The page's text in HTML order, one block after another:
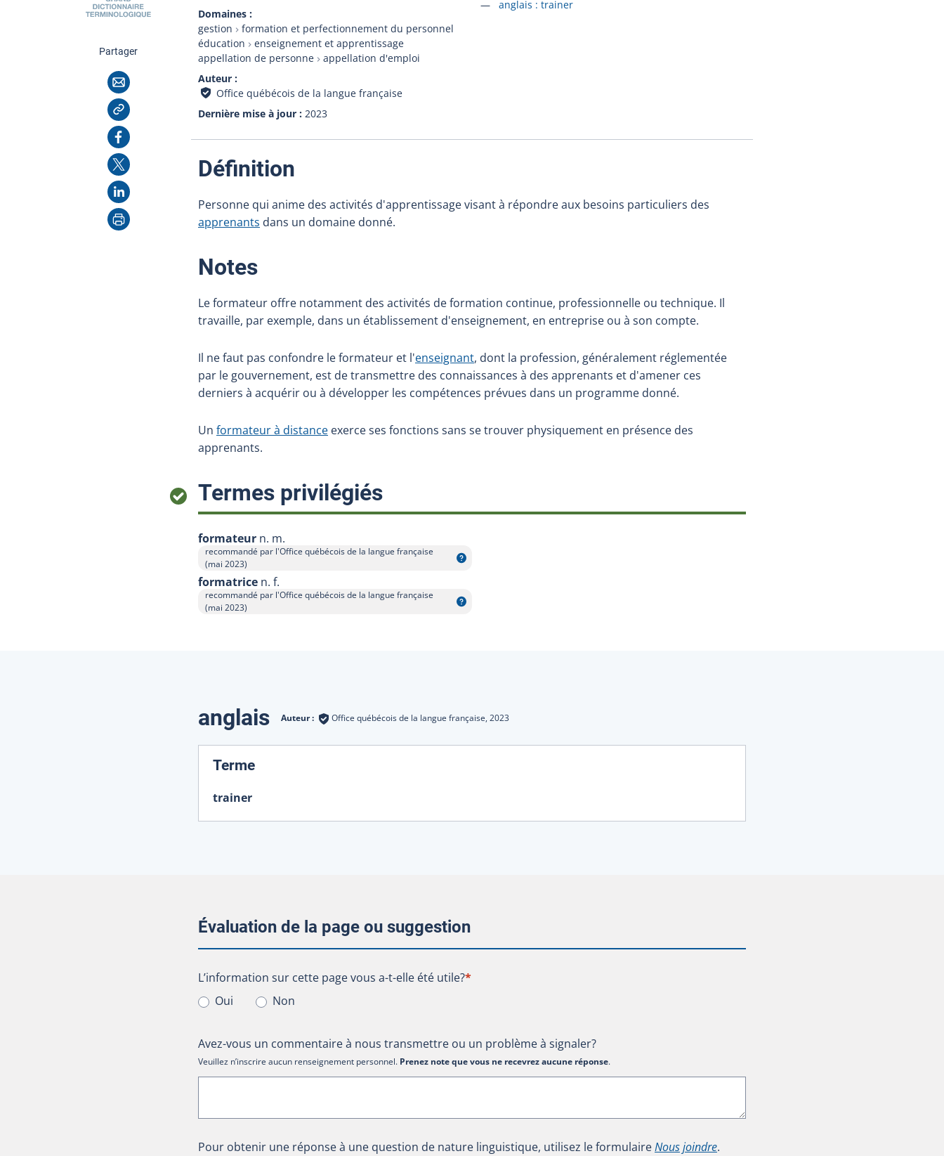
Domaines
gestion
formation et perfectionnement du personnel
éducation
enseignement et apprentissage
appellation de personne
appellation d'emploi
Auteur
Office québécois de la langue française
Dernière mise à jour
2023
Accéder à la fiche en
anglais : trainer
Partagercette page
Courriel
Copier l'adresse
Facebook
X
LinkedIn
Imprimer
Définition
Personne qui anime des activités d'apprentissage visant à répondre aux besoins particuliers des
apprenants dans un domaine donné.
Notes:
Le formateur offre notamment des activités de formation continue, professionnelle ou technique. Il
travaille, par exemple, dans un établissement d'enseignement, en entreprise ou à son compte.
Il ne faut pas confondre le formateur et l'enseignant, dont la profession, généralement réglementée
par le gouvernement, est de transmettre des connaissances à des apprenants et d'amener ces
derniers à acquérir ou à développer les compétences prévues dans un programme donné.
Un formateur à distance exerce ses fonctions sans se trouver physiquement en présence des
apprenants.
Termes privilégiés:
formateur n. m.
recommandé par l'Office québécois de la langue française
(mai 2023)
Afficher l'infobulle
formatrice n. f.
recommandé par l'Office québécois de la langue française
(mai 2023)
Afficher l'infobulle
Traductions
anglais Auteur : Office québécois de la langue française, 2023
Terme:
trainer
Évaluation de la page ou suggestion
L’information sur cette page vous a-t-elle été utile?
L’information sur cette page vous a-t-elle été utile?*
Oui
Non
Avez-vous un commentaire à nous transmettre ou un problème à signaler?
Veuillez n’inscrire aucun renseignement personnel. Prenez note que vous ne recevrez aucune réponse.
Pour obtenir une réponse à une question de nature linguistique, utilisez le formulaireNous joindre.